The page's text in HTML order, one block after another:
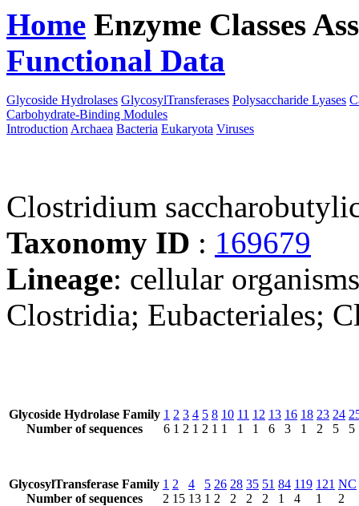
Home Enzyme Classes
Functional Data
Glycoside Hydrolases GlycosylTransferases Polysaccharide Lyases
Carbohydrate-Binding Modules
Introduction Archaea Bacteria Eukaryota Viruses
Clostridium
Taxonomy ID : 169679
Lineage: cellular
Clostridia; Eubacteriales;
Glycoside Hydrolase Family
Number of sequences
1
6
2
1
3
2
4
1
5
2
8
1
10
1
11
1
12
1
13
6
16
3
18
1
23
2
24
5
5
GlycosylTransferase Family
Number of sequences
1
2
2
15
4
13
5
1
26
2
28
2
35
2
51
2
84
1
119
4
121
1
NC
2